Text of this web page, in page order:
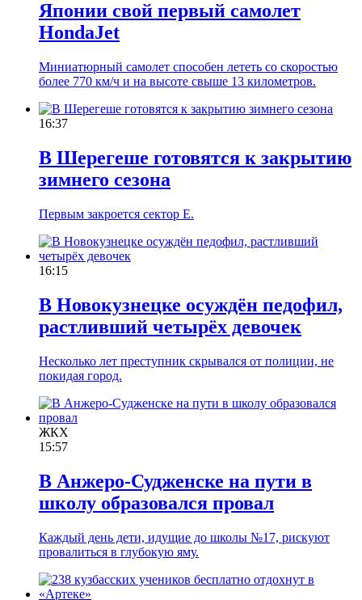
Японии свой первый самолет
HondaJet
Миниатюрный самолет способен лететь со скоростью
более 770 км/ч и на высоте свыше 13 километров.
16:37
В Шерегеше готовятся к закрытию
зимнего сезона
Первым закроется сектор Е.
16:15
В Новокузнецке осуждён педофил,
растливший четырёх девочек
Несколько лет преступник скрывался от полиции, не
покидая город.
ЖКХ
15:57
В Анжеро-Судженске на пути в
школу образовался провал
Каждый день дети, идущие до школы №17, рискуют
провалиться в глубокую яму.